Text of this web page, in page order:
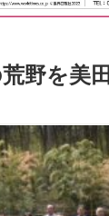
野を美